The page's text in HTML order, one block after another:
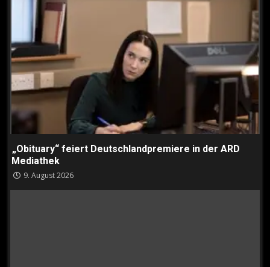
„Obituary“ feiert Deutschlandpremiere in der ARD
Mediathek
9. August 2026